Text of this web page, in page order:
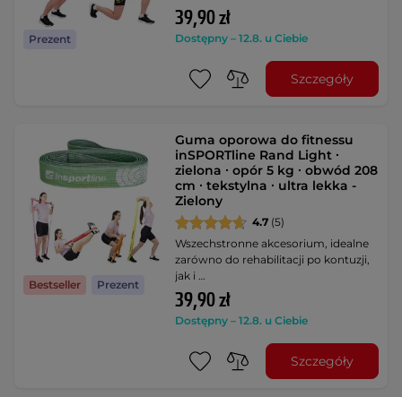
Prezent
39,90 zł
Dostępny – 12.8. u Ciebie
Szczegóły
Bestseller Prezent
Guma oporowa do fitnessu
inSPORTline Rand Light ∙
zielona ∙ opór 5 kg ∙ obwód 208
cm ∙ tekstylna ∙ ultra lekka -
Zielony
4.7 (5)
Wszechstronne akcesorium, idealne
zarówno do rehabilitacji po kontuzji,
jak i …
39,90 zł
Dostępny – 12.8. u Ciebie
Szczegóły